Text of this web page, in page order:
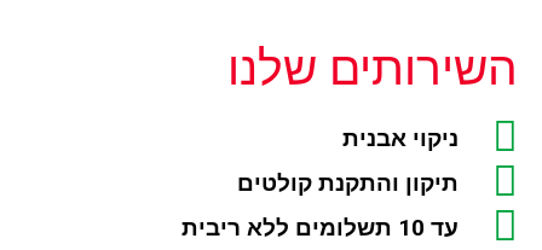
השירותים שלנו
ניקוי אבנית
תיקון והתקנת קולטים
עד 10 תשלומים ללא ריבית